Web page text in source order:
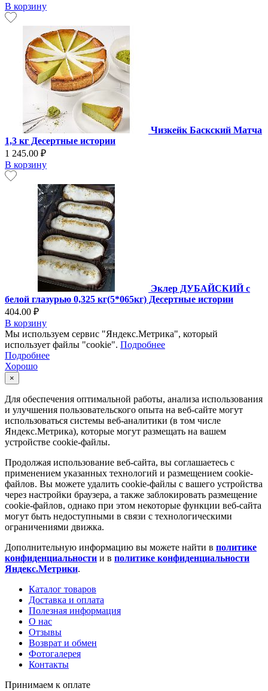
В корзину
Чизкейк Баскский Матча
1,3 кг Десертные истории
1 245.00 ₽
В корзину
Эклер ДУБАЙСКИЙ с
белой глазурью 0,325 кг(5*065кг) Десертные истории
404.00 ₽
В корзину
Мы используем сервис "Яндекс.Метрика", который
использует файлы "cookie". Подробнее
Подробнее
Хорошо
×
Для обеспечения оптимальной работы, анализа использования
и улучшения пользовательского опыта на веб-сайте могут
использоваться системы веб-аналитики (в том числе
Яндекс.Метрика), которые могут размещать на вашем
устройстве cookie-файлы.
Продолжая использование веб-сайта, вы соглашаетесь с
применением указанных технологий и размещением cookie-
файлов. Вы можете удалить cookie-файлы с вашего устройства
через настройки браузера, а также заблокировать размещение
cookie-файлов, однако при этом некоторые функции веб-сайта
могут быть недоступными в связи с технологическими
ограничениями движка.
Дополнительную информацию вы можете найти в политике
конфиденциальности и в политике конфиденциальности
Яндекс.Метрики.
Каталог товаров
Доставка и оплата
Полезная информация
О нас
Отзывы
Возврат и обмен
Фотогалерея
Контакты
Принимаем к оплате